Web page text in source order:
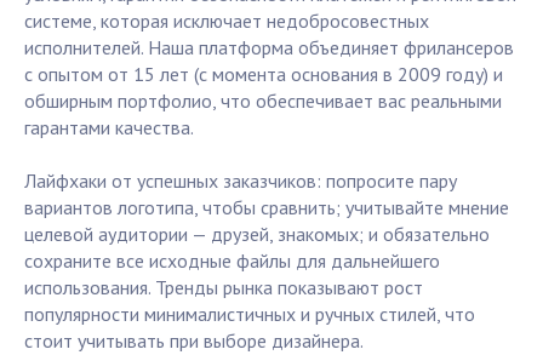
системе, которая исключает недобросовестных
исполнителей. Наша платформа объединяет фрилансеров
с опытом от 15 лет (с момента основания в 2009 году) и
обширным портфолио, что обеспечивает вас реальными
гарантами качества.
Лайфхаки от успешных заказчиков: попросите пару
вариантов логотипа, чтобы сравнить; учитывайте мнение
целевой аудитории — друзей, знакомых; и обязательно
сохраните все исходные файлы для дальнейшего
использования. Тренды рынка показывают рост
популярности минималистичных и ручных стилей, что
стоит учитывать при выборе дизайнера.